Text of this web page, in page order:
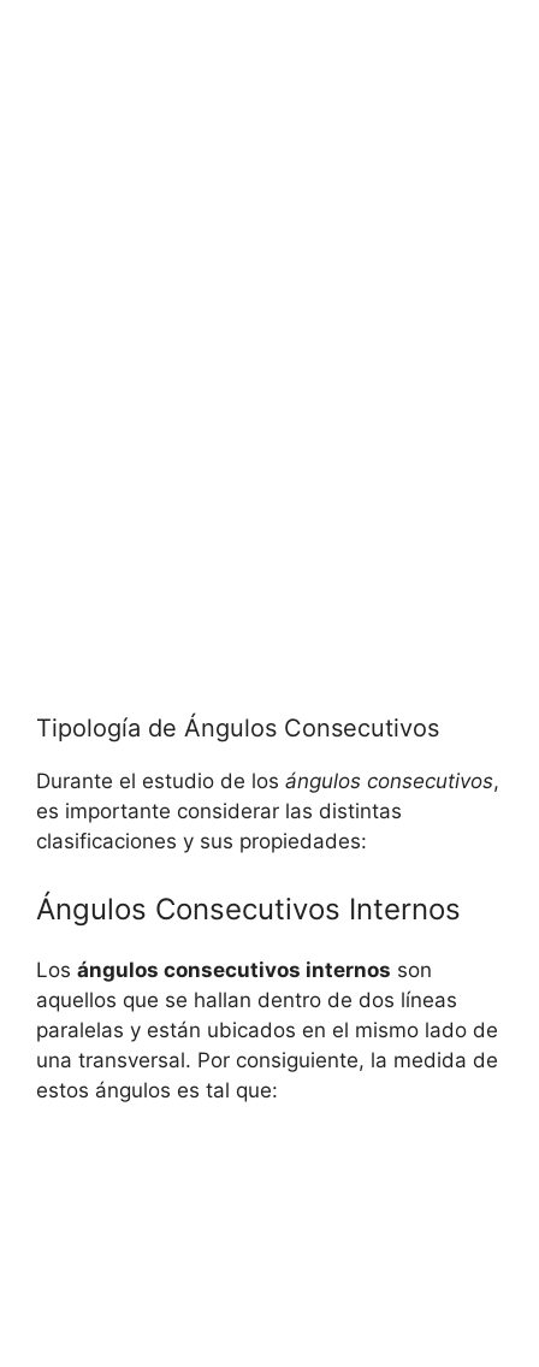
Tipología de Ángulos Consecutivos
Durante el estudio de los ángulos consecutivos,
es importante considerar las distintas
clasificaciones y sus propiedades:
Ángulos Consecutivos Internos
Los ángulos consecutivos internos son
aquellos que se hallan dentro de dos líneas
paralelas y están ubicados en el mismo lado de
una transversal. Por consiguiente, la medida de
estos ángulos es tal que: